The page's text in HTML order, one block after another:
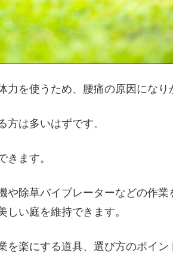
を使うため、腰痛の原因になり
方は多いはずです。
きます。
除草バイブレーターなどの作業
い庭を維持できます。
を楽にする道具、選び方のポイン